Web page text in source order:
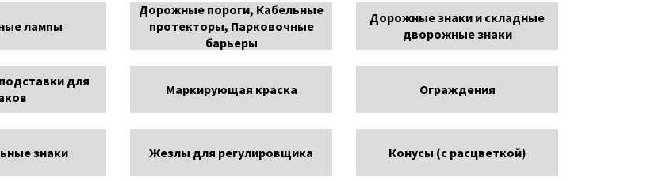
лампы
Дорожные пороги, Кабельные
протекторы, Парковочные
барьеры
Дорожные знаки и складные
дворожные знаки
для
Маркирующая краска Ограждения
знаки Жезлы для регулировщика Конусы (с расцветкой)